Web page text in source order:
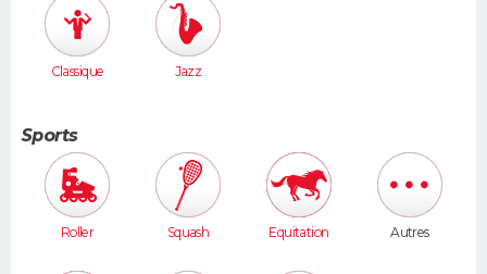
Classique Jazz
Sports
Roller Squash Equitation Autres